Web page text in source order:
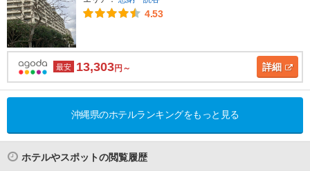
4.53
最安 13,303円～ 詳細
沖縄県のホテルランキングをもっと見る
ホテルやスポットの閲覧履歴